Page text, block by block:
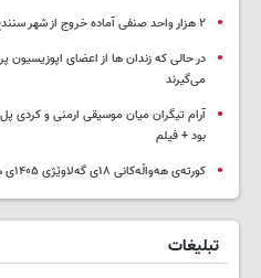
۲ هزار واحد صنفی آماده خروج از شهر سنندج هستند/ مسئولان زمین واگذار کنند
می‌گیرند
آرام تیگران میان موسیقی ارمنی و کردی
بود + فیلم
کورتەی هەواڵەکانی ۱۸ی گەلاوێژی ۱۴۰۵ی هەتاوی
تبلیغات